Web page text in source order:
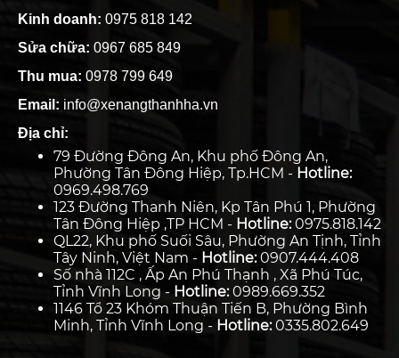
Kinh doanh: 0975 818 142
Sửa chữa: 0967 685 849
Thu mua: 0978 799 649
Email: info@xenangthanhha.vn
Địa chỉ:
79 Đường Đông An, Khu phố Đông An,
Phường Tân Đông Hiệp, Tp.HCM - Hotline:
0969.498.769
123 Đường Thanh Niên, Kp Tân Phú 1, Phường
Tân Đông Hiệp ,TP HCM - Hotline:0975.818.142
QL22, Khu phố Suối Sâu, Phường An Tịnh, Tỉnh
Tây Ninh, Việt Nam - Hotline:0907.444.408
Số nhà 112C , Ấp An Phú Thạnh , Xã Phú Túc,
Tỉnh Vĩnh Long - Hotline:0989.669.352
1146 Tổ 23 Khóm Thuận Tiến B, Phường Bình
Minh, Tỉnh Vĩnh Long - Hotline:0335.802.649